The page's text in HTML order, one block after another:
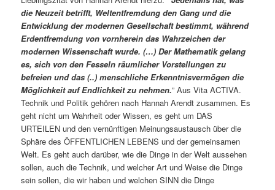
die Neuzeit betrifft, Weltentfremdung den Gang und die
Entwicklung der modernen Gesellschaft bestimmt, während
Erdentfremdung von vornherein das Wahrzeichen der
modernen Wissenschaft wurde. (…) Der Mathematik gelang
es, sich von den Fesseln räumlicher Vorstellungen zu
befreien und das (..) menschliche Erkenntnisvermögen die
Möglichkeit auf Endlichkeit zu nehmen.” Aus Vita ACTIVA.
Technik und Politik gehören nach Hannah Arendt zusammen. Es
geht nicht um Wahrheit oder Wissen, es geht um DAS
URTEILEN und den vernünftigen Meinungsaustausch über die
Sphäre des ÖFFENTLICHEN LEBENS und der gemeinsamen
Welt. Es geht auch darüber, wie die Dinge in der Welt aussehen
sollen, auch die Technik, und welcher Art und Weise die Dinge
sein sollen, die wir haben und welchen SINN die Dinge